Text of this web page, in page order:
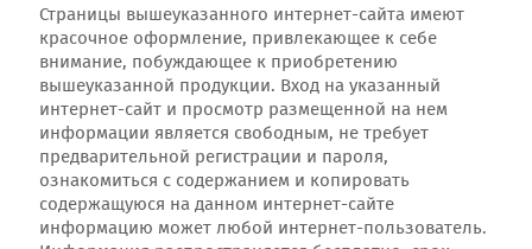
Страницы вышеуказанного интернет-сайта имеют
красочное оформление, привлекающее к себе
внимание, побуждающее к приобретению
вышеуказанной продукции. Вход на указанный
интернет-сайт и просмотр размещенной на нем
информации является свободным, не требует
предварительной регистрации и пароля,
ознакомиться с содержанием и копировать
содержащуюся на данном интернет-сайте
информацию может любой интернет-пользователь.